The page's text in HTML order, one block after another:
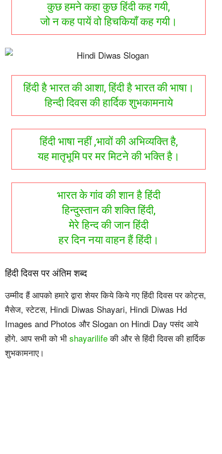
कुछ हमने कहा कुछ हिंदी कह गयी,
जो न कह पायें वो हिचकियाँ कह गयी।
हिंदी है भारत की आशा, हिंदी है भारत की भाषा।
हिन्दी दिवस की हार्दिक शुभकामनाये
हिंदी भाषा नहीं ,भावों की अभिव्यक्ति है,
यह मातृभूमि पर मर मिटने की भक्ति है।
भारत के गांव की शान है हिंदी
हिन्दुस्तान की शक्ति हिंदी,
मेरे हिन्द की जान हिंदी
हर दिन नया वाहन हैं हिंदी।
हिंदी दिवस पर अंतिम शब्द
उम्मीद हैं आपको हमारे द्वारा शेयर किये किये गए हिंदी दिवस पर कोट्स,
मैसेज, स्टेटस, Hindi Diwas Shayari, Hindi Diwas Hd
Images and Photos और Slogan on Hindi Day पसंद आये
होंगे. आप सभी को भी shayarilifeकी और से हिंदी दिवस की हार्दिक
शुभकामनाए।